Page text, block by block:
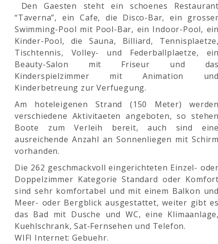
Den Gaesten steht ein schoenes
“Taverna”, ein Cafe, die Disco-Bar, ein
Swimming-Pool mit Pool-Bar, ein Indoor-Pool,
Kinder-Pool, die Sauna, Billiard,
Tischtennis, Volley- und Federballplaetze,
Beauty-Salon mit Friseur und
Kinderspielzimmer mit Animation
Kinderbetreung zur Verfuegung.
Am hoteleigenen Strand (150 Meter)
verschiedene Aktivitaeten angeboten, so
Boote zum Verleih bereit, auch sind
ausreichende Anzahl an Sonnenliegen mit
vorhanden.
Die 262 geschmackvoll eingerichteten Einzel-
Doppelzimmer Kategorie Standard oder
sind sehr komfortabel und mit einem Balkon
Meer- oder Bergblick ausgestattet, weiter gibt
das Bad mit Dusche und WC, eine
Kuehlschrank, Sat-Fernsehen und Telefon.
WIFI Internet: Gebuehr.